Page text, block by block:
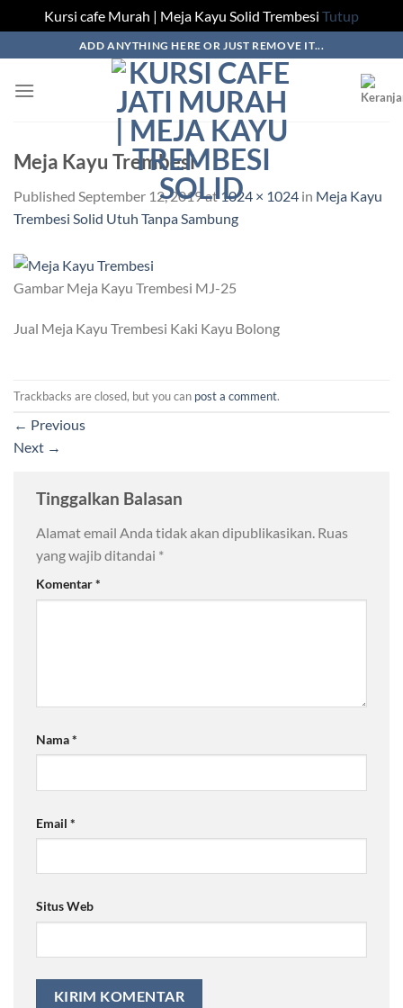
Kursi cafe Murah | Meja Kayu Solid Trembesi Tutup
to
content
ADD ANYTHING HERE OR JUST REMOVE IT...
Meja Kayu Trembesi
Published September 12, 2019at1024 × 1024 in Meja Kayu
Trembesi Solid Utuh Tanpa Sambung
Gambar Meja Kayu Trembesi MJ-25
Jual Meja Kayu Trembesi Kaki Kayu Bolong
Trackbacks are closed, but you can post a comment.
← Previous
Next →
Tinggalkan Balasan
Alamat email Anda tidak akan dipublikasikan. Ruas
yang wajib ditandai *
Komentar*
Nama*
Email *
Situs Web